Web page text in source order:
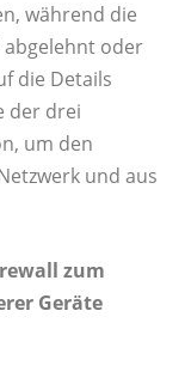
während die
abgelehnt oder
die Details
der drei
um den
und aus
zum
Geräte